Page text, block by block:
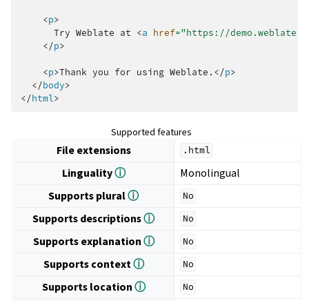
<p>
      Try Weblate at
<a href="https://
</p>
<p>Thank you for using Weblate. </p>
</body>
</html>
Supported features
File extensions .html
Lingualityⓘ
Monolingual
Supports pluralⓘ No
Supports descriptionsⓘ No
Supports explanationⓘ No
Supports contextⓘ No
Supports locationⓘ No